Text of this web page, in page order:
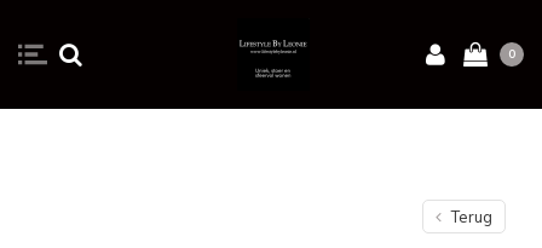
0
Terug